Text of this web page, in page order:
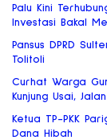
Palu Kini
Investasi Bakal
Pansus DPRD
Tolitoli
Curhat Warga
Kunjung Usai,
Ketua TP-PKK
Dana Hibah